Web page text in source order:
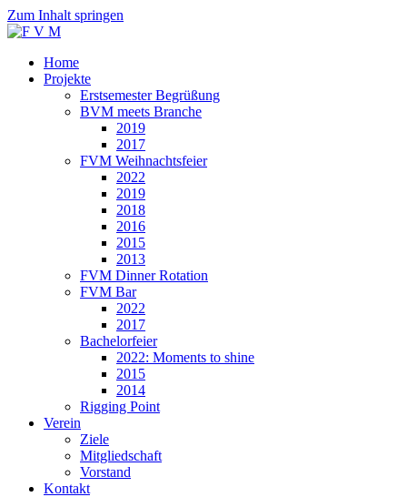
Zum Inhalt springen
Home
Projekte
Erstsemester Begrüßung
BVM meets Branche
2019
2017
FVM Weihnachtsfeier
2022
2019
2018
2016
2015
2013
FVM Dinner Rotation
FVM Bar
2022
2017
Bachelorfeier
2022: Moments to shine
2015
2014
Rigging Point
Verein
Ziele
Mitgliedschaft
Vorstand
Kontakt